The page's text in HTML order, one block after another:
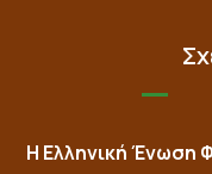
Η Ελληνική Ένωση